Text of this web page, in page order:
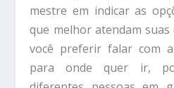
mestre em indicar as
que melhor atendam suas
você preferir falar com
para onde quer ir,